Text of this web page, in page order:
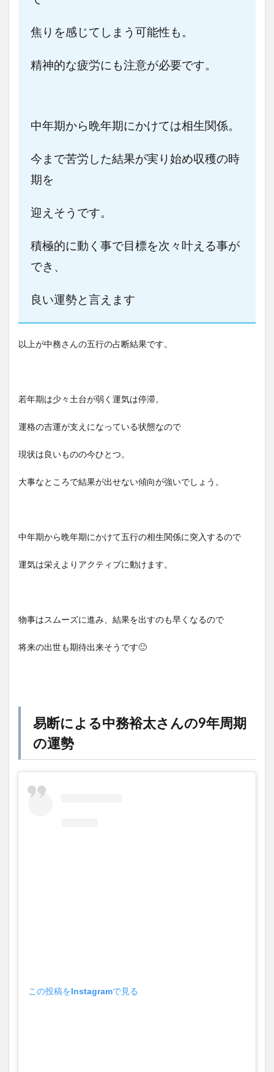
焦りを感じてしまう可能性も。
精神的な疲労にも注意が必要です。
中年期から晩年期にかけては相生関係。
今まで苦労した結果が実り始め収穫の時
期を
迎えそうです。
積極的に動く事で目標を次々叶える事が
でき、
良い運勢と言えます
以上が中務さんの五行の占断結果です。
若年期は少々土台が弱く運気は停滞。
運格の吉運が支えになっている状態なので
現状は良いものの今ひとつ。
大事なところで結果が出せない傾向が強いでしょう。
中年期から晩年期にかけて五行の相生関係に突入するので
運気は栄えよりアクティブに動けます。
物事はスムーズに進み、結果を出すのも早くなるので
将来の出世も期待出来そうです🙂
易断による中務裕太さんの9年周期
の運勢
この投稿をInstagramで見る